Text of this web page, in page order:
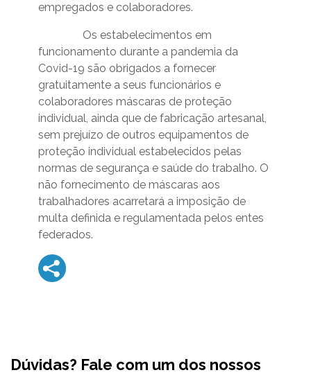
empregados e colaboradores.
Os estabelecimentos em
funcionamento durante a pandemia da
Covid-19 são obrigados a fornecer
gratuitamente a seus funcionários e
colaboradores máscaras de proteção
individual, ainda que de fabricação artesanal,
sem prejuízo de outros equipamentos de
proteção individual estabelecidos pelas
normas de segurança e saúde do trabalho. O
não fornecimento de máscaras aos
trabalhadores acarretará a imposição de
multa definida e regulamentada pelos entes
federados.
Dúvidas? Fale com um dos nossos